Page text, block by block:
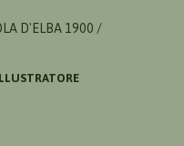
D'ELBA 1900 /